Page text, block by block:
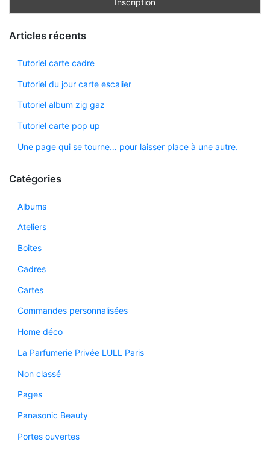
Articles récents
Tutoriel carte cadre
Tutoriel du jour carte escalier
Tutoriel album zig gaz
Tutoriel carte pop up
Une page qui se tourne… pour laisser place à une autre.
Catégories
Albums
Ateliers
Boites
Cadres
Cartes
Commandes personnalisées
Home déco
La Parfumerie Privée LULL Paris
Non classé
Pages
Panasonic Beauty
Portes ouvertes